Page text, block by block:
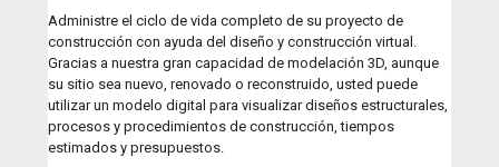
Administre el ciclo de vida completo de su proyecto de
construcción con ayuda del diseño y construcción virtual.
Gracias a nuestra gran capacidad de modelación 3D, aunque
su sitio sea nuevo, renovado o reconstruido, usted puede
utilizar un modelo digital para visualizar diseños estructurales,
procesos y procedimientos de construcción, tiempos
estimados y presupuestos.